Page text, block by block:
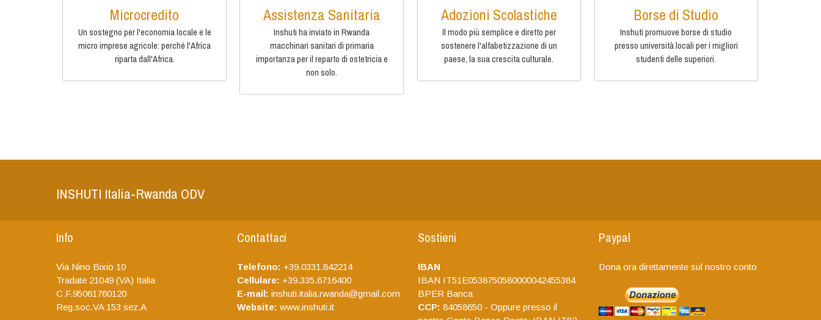
Microcredito
Un sostegno per l'economia locale e le
micro imprese agricole: perché l'Africa
riparta dall'Africa.
Assistenza Sanitaria
Inshuti ha inviato in Rwanda
macchinari sanitari di primaria
importanza per il reparto di ostetricia e
non solo.
Adozioni Scolastiche
Il modo più semplice e diretto per
sostenere l'alfabetizzazione di un
paese, la sua crescita culturale.
Borse di Studio
Inshuti promuove borse di studio
presso università locali per i migliori
studenti delle superiori.
INSHUTI Italia-Rwanda ODV
Info
Via Nino Bixio 10
Tradate 21049 (VA) Italia
C.F.95061760120
Reg.soc.VA 153 sez.A
Contattaci
Telefono: +39.0331.842214
Cellulare: +39.335.6716400
E-mail: inshuti.italia.rwanda@gmail.com
Website: www.inshuti.it
Sostieni
IBAN
IBAN IT51E0538750580000042455384
BPER Banca
CCP: 84058650 - Oppure presso il
Paypal
Dona ora direttamente sul nostro conto